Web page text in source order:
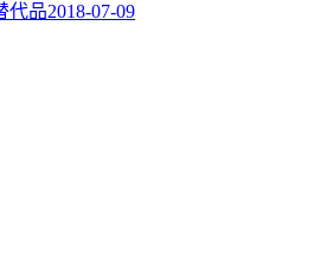
代品2018-07-09